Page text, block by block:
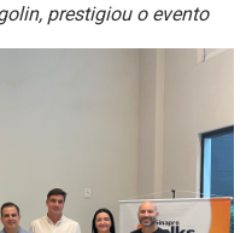
prestigiou o evento